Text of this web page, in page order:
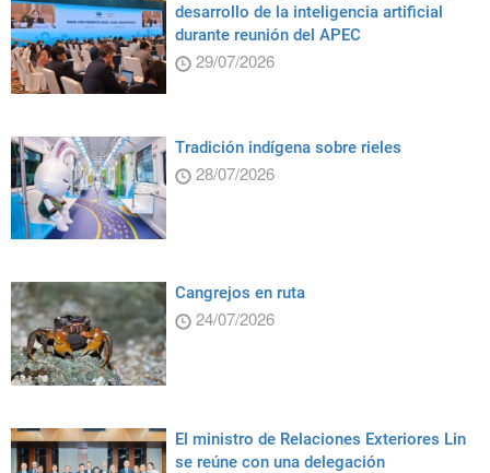
desarrollo de la inteligencia artificial
durante reunión del APEC
29/07/2026
Tradición indígena sobre rieles
28/07/2026
Cangrejos en ruta
24/07/2026
El ministro de Relaciones Exteriores Lin
se reúne con una delegación